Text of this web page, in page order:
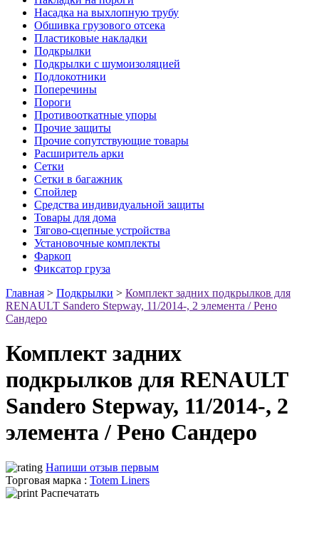
Насадка на выхлопную трубу
Обшивка грузового отсека
Пластиковые накладки
Подкрылки
Подкрылки с шумоизоляцией
Подлокотники
Поперечины
Пороги
Противооткатные упоры
Прочие защиты
Прочие сопутствующие товары
Расширитель арки
Сетки
Сетки в багажник
Спойлер
Средства индивидуальной защиты
Товары для дома
Тягово-сцепные устройства
Установочные комплекты
Фаркоп
Фиксатор груза
Главная > Подкрылки > Комплект задних подкрылков для
RENAULT Sandero Stepway, 11/2014-, 2 элемента / Рено
Сандеро
Комплект задних
подкрылков для RENAULT
Sandero Stepway, 11/2014-, 2
элемента / Рено Сандеро
Напиши отзыв первым
Торговая марка : Totem Liners
Распечатать